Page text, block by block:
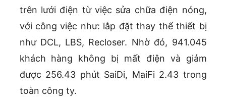
trên lưới điện từ việc sửa chữa điện nóng,
với công việc như: lắp đặt thay thế thiết bị
như DCL, LBS, Recloser. Nhờ đó, 941.045
khách hàng không bị mất điện và giảm
được 256.43 phút SaiDi, MaiFi 2.43 trong
toàn công ty.